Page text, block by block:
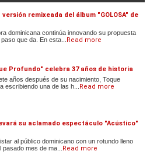
versión remixeada del álbum "GOLOSA" de
dominicana continúa innovando su propuesta
que da. En esta...
Read more
Profundo" celebra 37 años de historia
años después de su nacimiento, Toque
escribiendo una de las h...
Read more
su aclamado espectáculo "Acústico"
al público dominicano con un rotundo lleno
mes de ma...
Read more